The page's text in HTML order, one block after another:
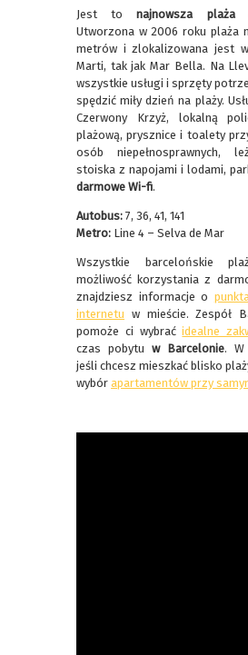
Jest tonajnowsza plaża
Utworzona w 2006 roku plaża
metrów i zlokalizowana jest
Marti, tak jak Mar Bella. Na
wszystkie usługi i sprzęty
spędzić miły dzień na plaży.
Czerwony Krzyż, lokalną
plażową, prysznice i toalety
osób niepełnosprawnych,
stoiska z napojami i lodami,
darmowe Wi-fi.
Autobus: 7, 36, 41, 141
Metro: Line 4 – Selva de Mar
Wszystkie barcelońskie
możliwość korzystania z
znajdziesz informacje o
internetu w mieście. Zespół
pomoże ci wybraćidealne
czas pobytu w Barcelonie. W
jeśli chcesz mieszkać blisko
wybór apartamentów przy